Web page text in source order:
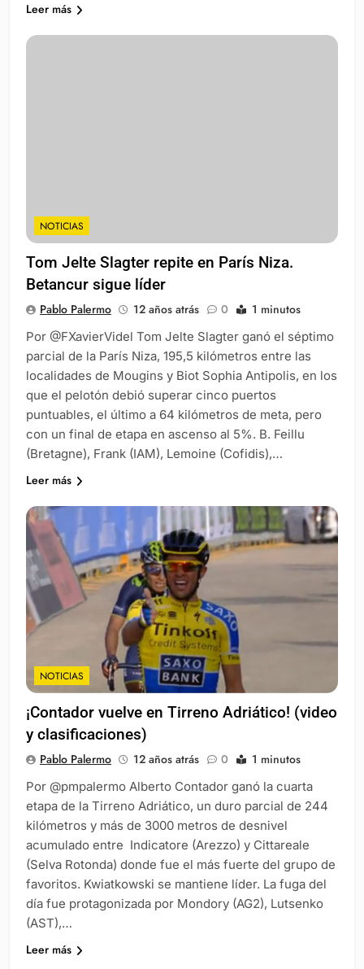
Leer más
NOTICIAS
Tom Jelte Slagter repite en París Niza.
Betancur sigue líder
Pablo Palermo 12 años atrás 0 1 minutos
Por @FXavierVidel Tom Jelte Slagter ganó el séptimo
parcial de la París Niza, 195,5 kilómetros entre las
localidades de Mougins y Biot Sophia Antipolis, en los
que el pelotón debió superar cinco puertos
puntuables, el último a 64 kilómetros de meta, pero
con un final de etapa en ascenso al 5%. B. Feillu
(Bretagne), Frank (IAM), Lemoine (Cofidis),…
Leer más
NOTICIAS
¡Contador vuelve en Tirreno Adriático! (video
y clasificaciones)
Pablo Palermo 12 años atrás 0 1 minutos
Por @pmpalermo Alberto Contador ganó la cuarta
etapa de la Tirreno Adriático, un duro parcial de 244
kilómetros y más de 3000 metros de desnivel
acumulado entre Indicatore (Arezzo) y Cittareale
(Selva Rotonda) donde fue el más fuerte del grupo de
favoritos. Kwiatkowski se mantiene líder. La fuga del
día fue protagonizada por Mondory (AG2), Lutsenko
(AST),…
Leer más